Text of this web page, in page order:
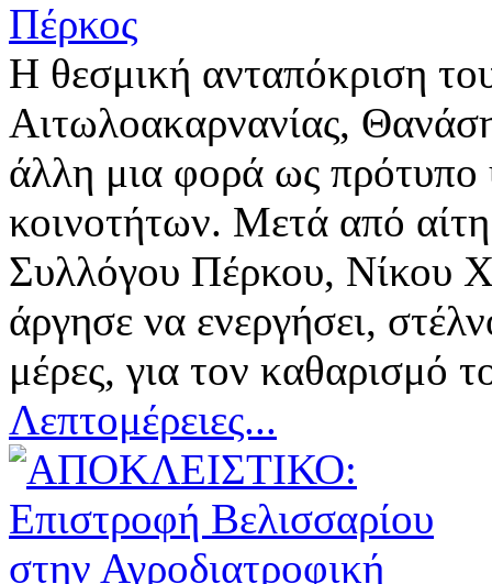
Πέρκος
Η θεσμική ανταπόκριση
Αιτωλοακαρνανίας,
άλλη μια φορά ως πρότυπο
κοινοτήτων. Μετά από
Συλλόγου Πέρκου, Νίκου
άργησε να ενεργήσει,
μέρες, για τον καθαρισμό
Λεπτομέρειες...